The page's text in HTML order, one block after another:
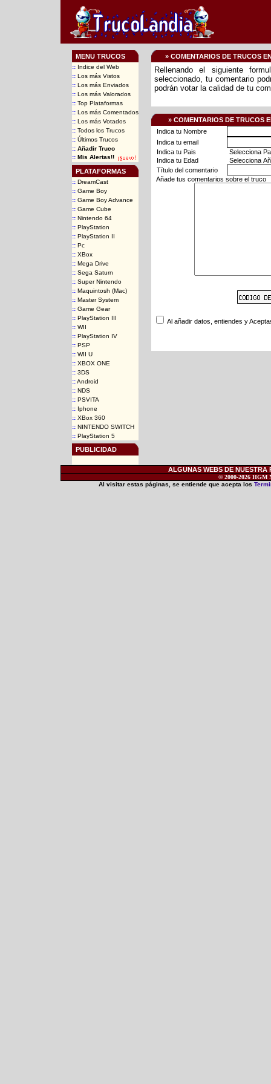
MENU TRUCOS
::Indice del Web
::Los más Vistos
::Los más Enviados
::Los más Valorados
::Top Plataformas
::Los más Comentados
::Los más Votados
::Todos los Trucos
::Últimos Trucos
:: Añadir Truco
:: Mis Alertas!!
PLATAFORMAS
::DreamCast
::Game Boy
::Game Boy Advance
::Game Cube
::Nintendo 64
::PlayStation
::PlayStation II
::Pc
::XBox
::Mega Drive
::Sega Saturn
::Super Nintendo
::Maquintosh (Mac)
::Master System
::Game Gear
::PlayStation III
::WII
::PlayStation IV
::PSP
::WII U
::XBOX ONE
::3DS
::Android
::NDS
::PSVITA
::Iphone
::XBox 360
::NINTENDO SWITCH
::PlayStation 5
PUBLICIDAD
» COMENTARIOS DE TRUCOS
Rellenando el siguiente
seleccionado, tu comentario
podrán votar la calidad de tu
» COMENTARIOS DE TRUCOS
Indica tu Nombre
Indica tu email
Indica tu Pais
Indica tu Edad
Título del comentario
Añade tus comentarios sobre el truco
Al añadir datos, entiendes y
ALGUNAS WEBS DE NUESTRA
© 2000-2026 HGM
Al visitar estas páginas, se entiende que acepta los